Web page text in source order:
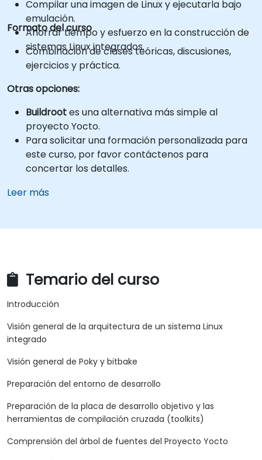
Compilar una imagen de Linux y ejecutarla bajo
emulación.
Ahorrar tiempo y esfuerzo en la construcción de
sistemas Linux integrados.
Formato del curso
Combinación de clases teóricas, discusiones,
ejercicios y práctica.
Otras opciones:
Buildrootes una alternativa más simple al
proyecto Yocto.
Para solicitar una formación personalizada para
este curso, por favor contáctenos para
concertar los detalles.
Leer más
Temario del curso
Introducción
Visión general de la arquitectura de un sistema Linux
integrado
Visión general de Poky y bitbake
Preparación del entorno de desarrollo
Preparación de la placa de desarrollo objetivo y las
herramientas de compilación cruzada (toolkits)
Comprensión del árbol de fuentes del Proyecto Yocto